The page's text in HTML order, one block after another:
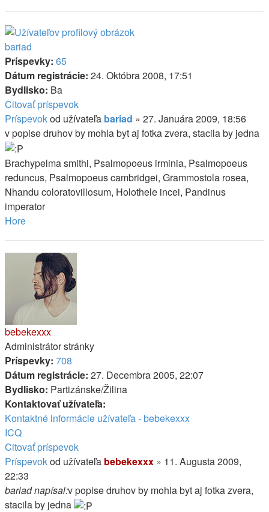
bariad
Príspevky: 65
Dátum registrácie: 24. Októbra 2008, 17:51
Bydlisko: Ba
Citovať príspevok
Príspevokod užívateľa bariad » 27. Januára 2009, 18:56
v popise druhov by mohla byt aj fotka zvera, stacila by jedna
Brachypelma smithi, Psalmopoeus irminia, Psalmopoeus
reduncus, Psalmopoeus cambridgei, Grammostola rosea,
Nhandu coloratovillosum, Holothele incei, Pandinus
imperator
Hore
bebekexxx
Administrátor stránky
Príspevky: 708
Dátum registrácie: 27. Decembra 2005, 22:07
Bydlisko: Partizánske/Žilina
Kontaktovať užívateľa:
Kontaktné informácie užívateľa - bebekexxx
ICQ
Citovať príspevok
Príspevokod užívateľa bebekexxx » 11. Augusta 2009,
22:33
bariad napísal:v popise druhov by mohla byt aj fotka zvera,
stacila by jedna